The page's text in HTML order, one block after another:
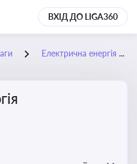
ВХІД ДО LIGA360
Електрична енергія